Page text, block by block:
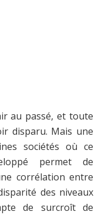
au passé, et toute
disparu. Mais une
sociétés où ce
permet de
corrélation entre
des niveaux
de surcroît de